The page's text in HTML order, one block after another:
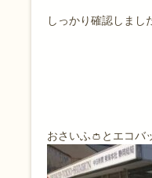
しっかり確認しまし
おさいふ👛とエコバ